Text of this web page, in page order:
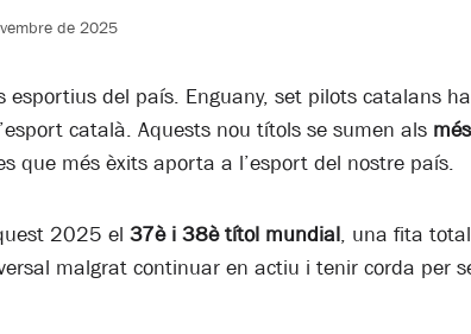
de 2025
del país. Enguany, set pilots catalans
català. Aquests nou títols se sumen als
que més èxits aporta a l’esport del nostre país.
2025 el 37è i 38è títol mundial, una fita
malgrat continuar en actiu i tenir corda per